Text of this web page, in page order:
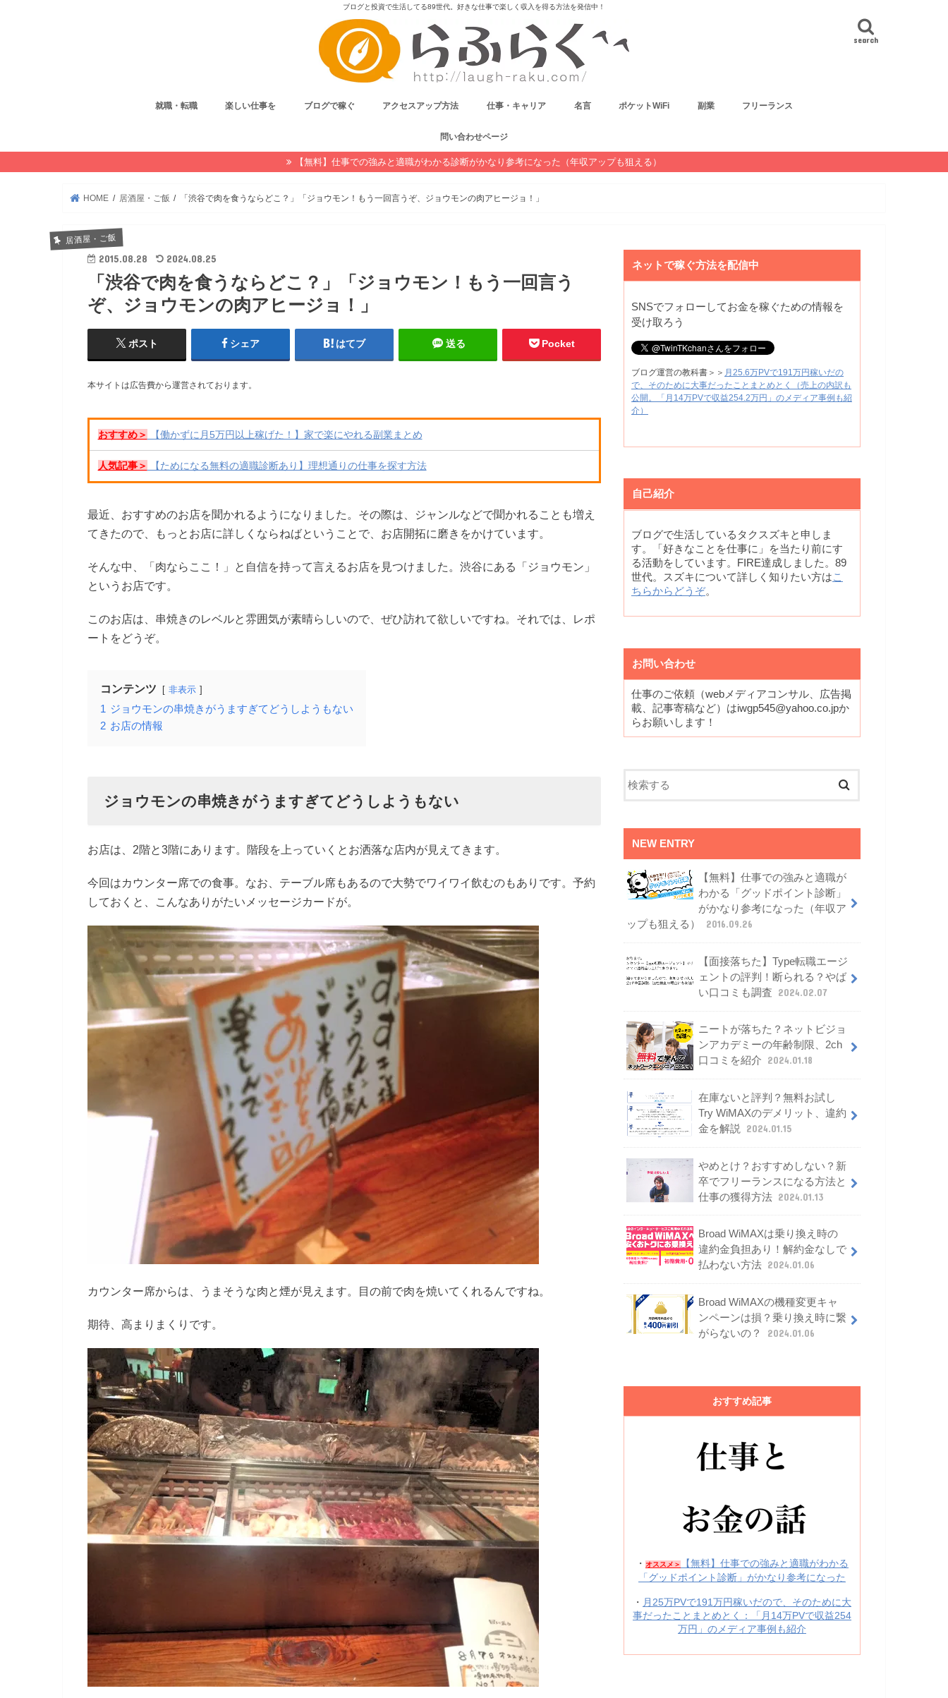
ブログと投資で生活してる89世代。好きな仕事で楽しく収入を得る方法を発信中！
search
就職・転職 楽しい仕事を ブログで稼ぐ アクセスアップ方法 仕事・キャリア 名言 ポケットWiFi 副業 フリーランス
問い合わせページ
【無料】仕事での強みと適職がわかる診断がかなり参考になった（年収アップも狙える）
HOME 居酒屋・ご飯 「渋谷で肉を食うならどこ？」「ジョウモン！もう一回言うぞ、ジョウモンの肉アヒージョ！」
居酒屋・ご飯
2015.08.28 2024.08.25
「渋谷で肉を食うならどこ？」「ジョウモン！もう一回言う
ぞ、ジョウモンの肉アヒージョ！」
ポスト シェア はてブ 送る Pocket
本サイトは広告費から運営されております。
おすすめ＞ 【働かずに月5万円以上稼げた！】家で楽にやれる副業まとめ
人気記事＞ 【ためになる無料の適職診断あり】理想通りの仕事を探す方法
最近、おすすめのお店を聞かれるようになりました。その際は、ジャンルなどで聞かれることも増え
てきたので、もっとお店に詳しくならねばということで、お店開拓に磨きをかけています。
そんな中、「肉ならここ！」と自信を持って言えるお店を見つけました。渋谷にある「ジョウモン」
というお店です。
このお店は、串焼きのレベルと雰囲気が素晴らしいので、ぜひ訪れて欲しいですね。それでは、レポ
ートをどうぞ。
コンテンツ 非表示
1 ジョウモンの串焼きがうますぎてどうしようもない
2 お店の情報
ジョウモンの串焼きがうますぎてどうしようもない
お店は、2階と3階にあります。階段を上っていくとお洒落な店内が見えてきます。
今回はカウンター席での食事。なお、テーブル席もあるので大勢でワイワイ飲むのもありです。予約
しておくと、こんなありがたいメッセージカードが。
カウンター席からは、うまそうな肉と煙が見えます。目の前で肉を焼いてくれるんですね。
期待、高まりまくりです。
ネットで稼ぐ方法を配信中
SNSでフォローしてお金を稼ぐための情報を
受け取ろう
ブログ運営の教科書＞＞ 月25.6万PVで191万円稼いだの
で、そのために大事だったことまとめとく（売上の内訳も
公開。「月14万PVで収益254.2万円」のメディア事例も紹
介）
自己紹介
ブログで生活しているタクスズキと申しま
す。「好きなことを仕事に」を当たり前にす
る活動をしています。FIRE達成しました。89
世代。スズキについて詳しく知りたい方はこ
ちらからどうぞ。
お問い合わせ
仕事のご依頼（webメディアコンサル、広告掲
載、記事寄稿など）はiwgp545@yahoo.co.jpか
らお願いします！
NEW ENTRY
【無料】仕事での強みと適職が
わかる「グッドポイント診断」
がかなり参考になった（年収ア
ップも狙える）
2016.09.26
【面接落ちた】Type転職エージ
ェントの評判！断られる？やば
い口コミも調査
2024.02.07
ニートが落ちた？ネットビジョ
ンアカデミーの年齢制限、2ch
口コミを紹介
2024.01.18
在庫ないと評判？無料お試し
Try WiMAXのデメリット、違約
金を解説
2024.01.15
やめとけ？おすすめしない？新
卒でフリーランスになる方法と
仕事の獲得方法 2024.01.13
Broad WiMAXは乗り換え時の
違約金負担あり！解約金なしで
払わない方法 2024.01.06
Broad WiMAXの機種変更キャ
ンペーンは損？乗り換え時に繋
がらないの？
2024.01.06
おすすめ記事
・ オススメ＞
【無料】仕事での強みと適職がわかる
「グッドポイント診断」がかなり参考になった
・ 月25万PVで191万円稼いだので、そのために大
事だったことまとめとく：「月14万PVで収益254
万円」のメディア事例も紹介